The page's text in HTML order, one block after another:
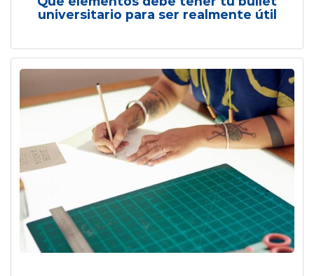
universitario para ser realmente útil